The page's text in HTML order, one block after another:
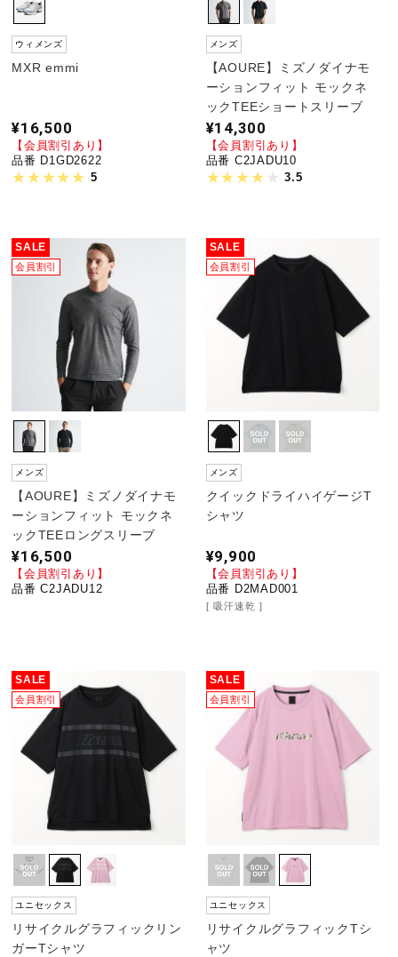
ウィメンズ
MXR emmi
¥16,500
【会員割引あり】
品番 D1GD2622
5
メンズ
【AOURE】ミズノダイナモ
ーションフィット モックネ
ックTEEショートスリーブ
¥14,300
【会員割引あり】
品番 C2JADU10
3.5
SALE
会員割引
メンズ
【AOURE】ミズノダイナモ
ーションフィット モックネ
ックTEEロングスリーブ
¥16,500
【会員割引あり】
品番 C2JADU12
SALE
会員割引
メンズ
クイックドライハイゲージT
シャツ
¥9,900
【会員割引あり】
品番 D2MAD001
吸汗速乾
SALE
会員割引
ユニセックス
リサイクルグラフィックリン
ガーTシャツ
SALE
会員割引
ユニセックス
リサイクルグラフィックTシ
ャツ